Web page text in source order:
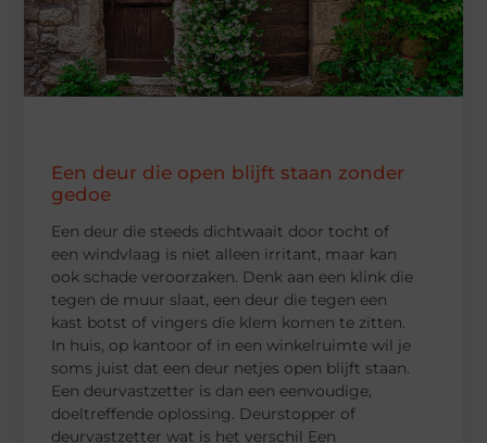
Een deur die open blijft staan zonder
gedoe
Een deur die steeds dichtwaait door tocht of
een windvlaag is niet alleen irritant, maar kan
ook schade veroorzaken. Denk aan een klink die
tegen de muur slaat, een deur die tegen een
kast botst of vingers die klem komen te zitten.
In huis, op kantoor of in een winkelruimte wil je
soms juist dat een deur netjes open blijft staan.
Een deurvastzetter is dan een eenvoudige,
doeltreffende oplossing. Deurstopper of
deurvastzetter wat is het verschil Een